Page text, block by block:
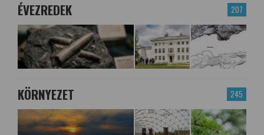
207
ÉVEZREDEK
245
KÖRNYEZET